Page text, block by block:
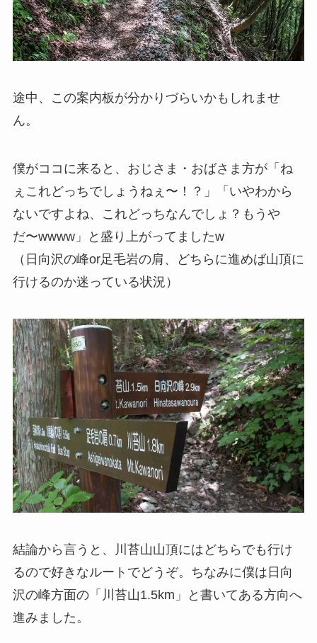
途中、この案内板が分かりづらいかもしれませ
ん。
僕がココに来ると、おじさま・おばさま方が「ね
ぇこれどっちでしょうねぇ〜！？」「いやわから
ないですよね、これどっちなんでしょ？もうや
だ〜wwww」と盛り上がってましたw
（日向沢の峰or足毛岩の肩、どちらに進めば山頂に
行けるのか迷っている状況）
結論から言うと、川苔山山頂にはどちらでも行け
るので好きなルートでどうぞ。ちなみに僕は日向
沢の峰方面の「川苔山1.5km」と書いてある方向へ
進みました。